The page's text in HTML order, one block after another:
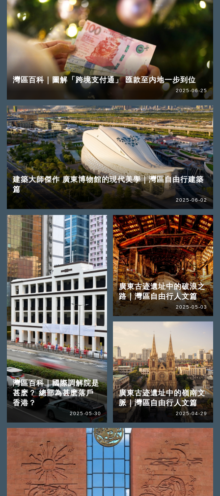
灣區百科｜圖解「跨境支付通」 匯款至内地一步到位
2025-06-25
建築大師傑作 廣東博物館的現代美學｜灣區自由行建築
篇
2025-06-02
灣區百科｜國際調解院是
甚麽？ 總部為甚麽落戶
香港？
2025-05-30
廣東古迹遺址中的破浪之
路｜灣區自由行人文篇
2025-05-03
廣東古迹遺址中的嶺南文
脈｜灣區自由行人文篇
2025-04-29